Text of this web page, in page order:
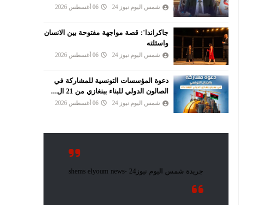
شمس اليوم نيوز 24 06 أغسطس 2026
جاكراندا': قصة مواجهة مفتوحة بين الانسان
واسئلته
شمس اليوم نيوز 24 06 أغسطس 2026
دعوة المؤسسات التونسية للمشاركة في
الصالون الدولي للبناء ببنغازي من 21 ال...
شمس اليوم نيوز 24 06 أغسطس 2026